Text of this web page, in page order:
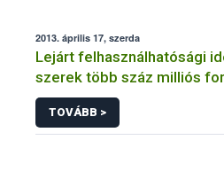
2013. április 17, szerda
Lejárt felhasználhatósági
szerek több száz milliós
NÉBIH
TOVÁBB >